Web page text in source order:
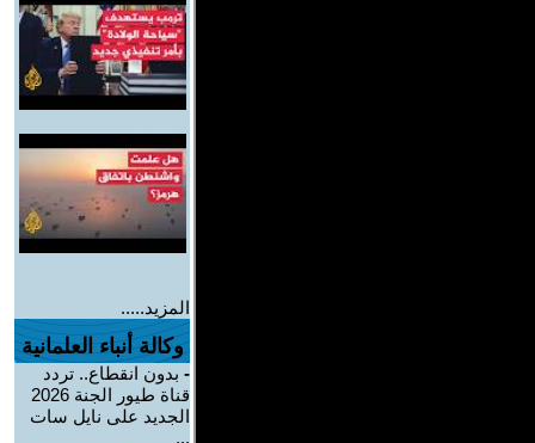
المزيد.....
وكالة أنباء العلمانية
- بدون انقطاع.. تردد
قناة طيور الجنة 2026
الجديد على نايل سات
...